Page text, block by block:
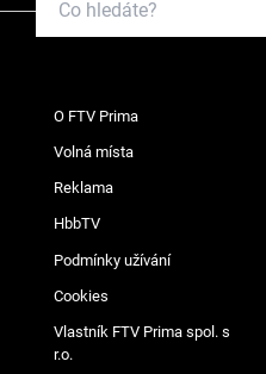
O FTV Prima
Volná místa
Reklama
HbbTV
Podmínky užívání
Cookies
Vlastník FTV Prima spol. s
r.o.